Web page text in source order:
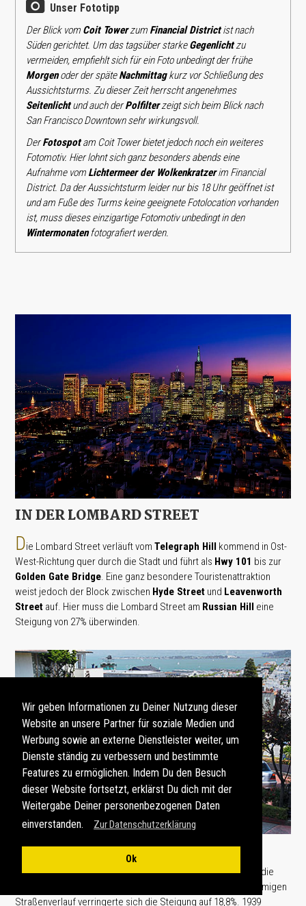
Wir geben Informationen zu Deiner Nutzung dieser
Website an unsere Partner für soziale Medien und
Werbung sowie an externe Dienstleister weiter, um
Dienste ständig zu verbessern und bestimmte
Features zu ermöglichen. Indem Du den Besuch
dieser Website fortsetzt, erklärst Du dich mit der
Weitergabe Deiner personenbezogenen Daten
einverstanden.
Zur Datenschutzerklärung
Ok
Unser Fototipp
Der Blick vom Coit Towerzum Financial Districtist nach
Süden gerichtet. Um das tagsüber starkeGegenlichtzu
vermeiden, empfiehlt sich für ein Foto unbedingt der frühe
Morgenoder der späteNachmittagkurz vor Schließung des
Aussichtsturms. Zu dieser Zeit herrscht angenehmes
Seitenlichtund auch derPolfilterzeigt sich beim Blick nach
San Francisco Downtown sehr wirkungsvoll.
DerFotospotam Coit Tower bietet jedoch noch ein weiteres
Fotomotiv. Hier lohnt sich ganz besonders abends eine
Aufnahme vom Lichtermeer der Wolkenkratzerim Financial
District. Da der Aussichtsturm leider nur bis 18 Uhr geöffnet ist
und am Fuße des Turms keine geeignete Fotolocation vorhanden
ist, muss dieses einzigartige Fotomotiv unbedingt in den
Wintermonatenfotografiert werden.
IN DER LOMBARD STREET
Die Lombard Street verläuft vomTelegraph Hill kommend in Ost-
West-Richtung quer durch die Stadt und führt als Hwy 101 bis zur
Golden Gate Bridge. Eine ganz besondere Touristenattraktion
weist jedoch der Block zwischen Hyde Street und Leavenworth
Street auf. Hier muss die Lombard Street am Russian Hill eine
Steigung von 27% überwinden.
Um die damit verbundenen Probleme zu überwinden, wurde die
Straße im Jahre 1923 umgebaut. Durch einen serpentinenförmigen
Straßenverlauf verringerte sich die Steigung auf 18,8%. 1939